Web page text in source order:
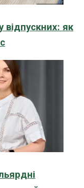
відпускних: як